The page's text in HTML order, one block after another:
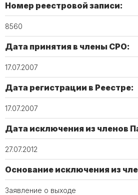
Номер реестровой записи:
8560
Дата принятия в члены СРО:
17.07.2007
Дата регистрации в Реестре:
17.07.2007
Дата исключения из членов
27.07.2012
Основание исключения из
Заявление о выходе